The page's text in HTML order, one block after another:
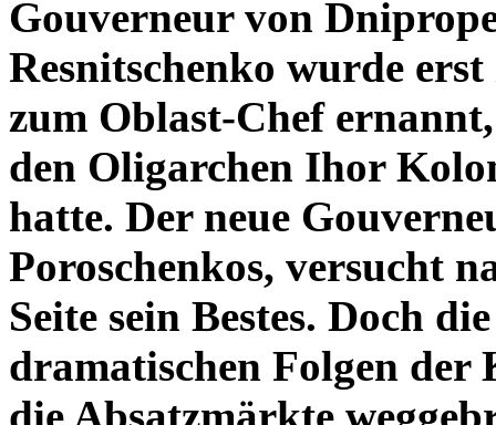
Gouverneur von
Resnitschenko wurde
zum Oblast-Chef
den Oligarchen Ihor
hatte. Der neue
Poroschenkos, versucht
Seite sein Bestes. Doch
dramatischen Folgen der
die Absatzmärkte